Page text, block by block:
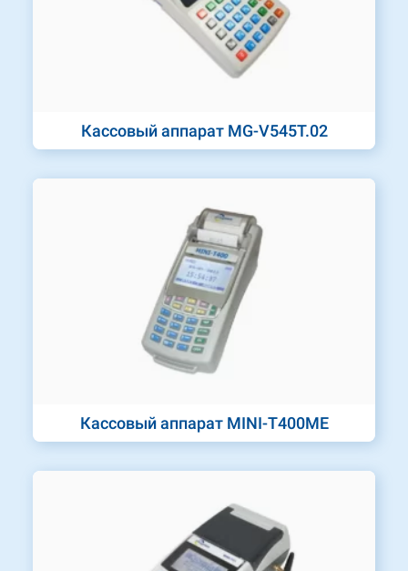
Кассовый аппарат MG-V545T.02
Кассовый аппарат MINI-T400МЕ